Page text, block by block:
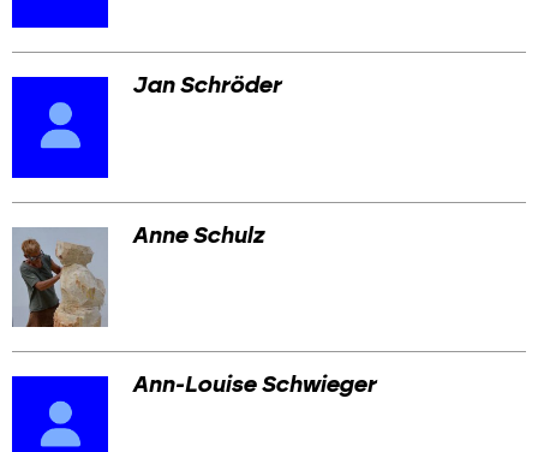
Jan Schröder
Anne Schulz
Ann-Louise Schwieger